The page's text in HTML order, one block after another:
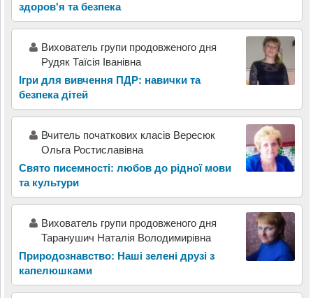
здоров'я та безпека
Вихователь групи продовженого дня
Рудяк Таїсія Іванівна
Ігри для вивчення ПДР: навички та
безпека дітей
Вчитель початкових класів Вересюк
Ольга Ростиславівна
Свято писемності: любов до рідної мови
та культури
Вихователь групи продовженого дня
Таранушич Наталія Володимирівна
Природознавство: Наші зелені друзі з
капелюшками